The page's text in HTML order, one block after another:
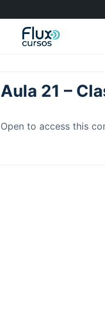
Aula 21 –
Open to access this